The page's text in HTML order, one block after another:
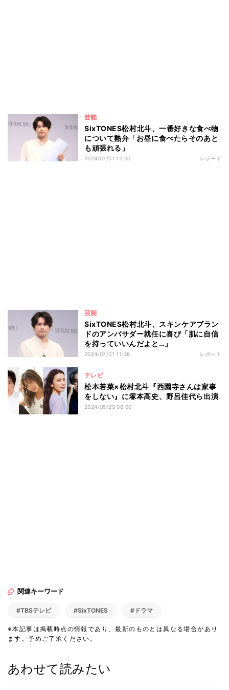
芸能
SixTONES松村北斗、一番好きな食べ物
について熱弁「お昼に食べたらそのあと
も頑張れる」
2024/07/01 12:30 レポート
芸能
SixTONES松村北斗、スキンケアブラン
ドのアンバサダー就任に喜び「肌に自信
を持っていいんだよと…」
2024/07/01 11:38 レポート
テレビ
松本若菜×松村北斗『西園寺さんは家事
をしない』に塚本高史、野呂佳代ら出演
2024/05/29 06:00
関連キーワード
#TBSテレビ #SixTONES #ドラマ
※本記事は掲載時点の情報であり、最新のものとは異なる場合があり
ます。予めご了承ください。
あわせて読みたい